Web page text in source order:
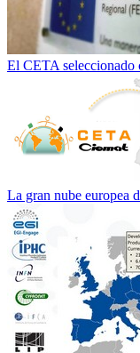
El CETA seleccionado
La gran nube europea